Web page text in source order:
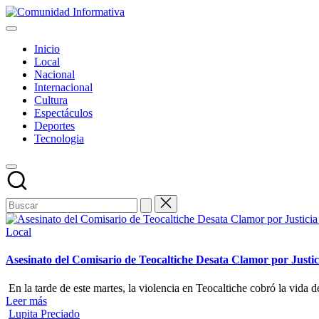
Saltar
al
Sitio
noticias
Guadalajara
Inicio
Local
Nacional
Internacional
Cultura
Espectáculos
Deportes
Tecnologia
Publicado
Local
Asesinato del Comisario de Teocaltiche Desata Clamor por
En la tarde de este martes, la violencia en Teocaltiche cobró la
Leer más
Publicado
Lupita Preciado